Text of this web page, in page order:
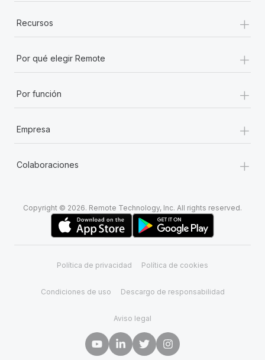
Recursos +
Por qué elegir Remote +
Por función +
Empresa +
Colaboraciones +
Copyright © 2026. Remote Technology, Inc. All rights reserved.
Política de privacidad Política de cookies
Condiciones de uso Descargo de responsabilidad
Aviso legal